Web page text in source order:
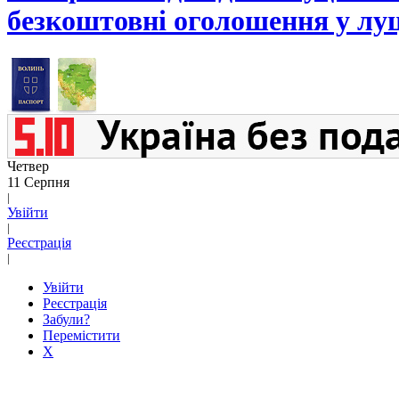
безкоштовні оголошення у
Четвер
11 Серпня
|
Увійти
|
Реєстрація
|
Увійти
Реєстрація
Забули?
Перемістити
X